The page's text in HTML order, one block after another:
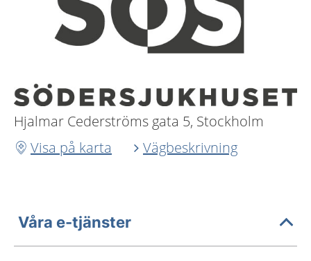
Hjalmar Cederströms gata 5, Stockholm
Visa på karta
Vägbeskrivning
Våra e-tjänster